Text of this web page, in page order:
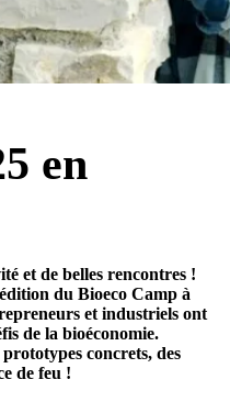
en
et de belles rencontres !
du Bioeco Camp à
et industriels ont
de la bioéconomie.
concrets, des
de feu !